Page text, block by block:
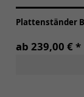
Plattenständer
ab 239,00 € *